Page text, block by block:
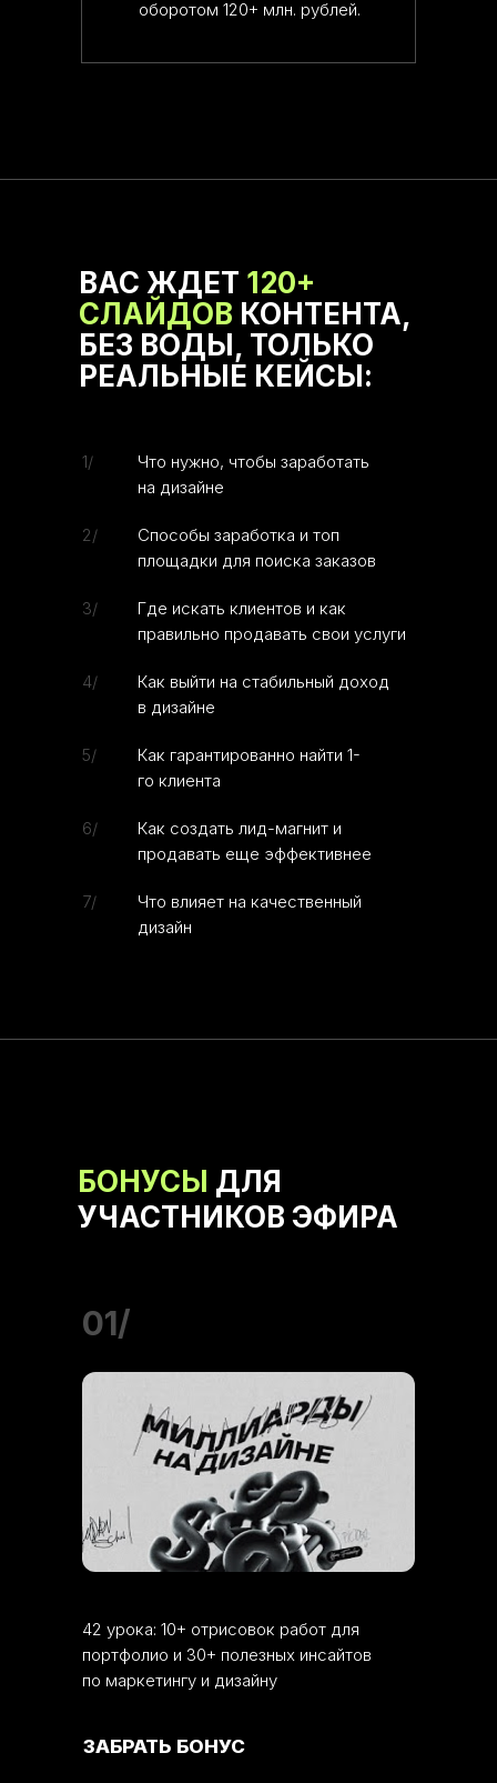
оборотом 120+ млн. рублей.
ВАС ЖДЕТ 120+
СЛАЙДОВ КОНТЕНТА,
БЕЗ ВОДЫ, ТОЛЬКО
РЕАЛЬНЫЕ КЕЙСЫ:
Что нужно, чтобы заработать
на дизайне
1/
Способы заработка и топ
площадки для поиска заказов
2/
Где искать клиентов и как
правильно продавать свои услуги
3/
Как выйти на стабильный доход
в дизайне
4/
Как гарантированно найти 1-
го клиента
5/
Как создать лид-магнит и
продавать еще эффективнее
6/
Что влияет на качественный
дизайн
7/
БОНУСЫ ДЛЯ
УЧАСТНИКОВ ЭФИРА
42 урока: 10+ отрисовок работ для
портфолио и 30+ полезных инсайтов
по маркетингу и дизайну
01/
ЗАБРАТЬ БОНУС